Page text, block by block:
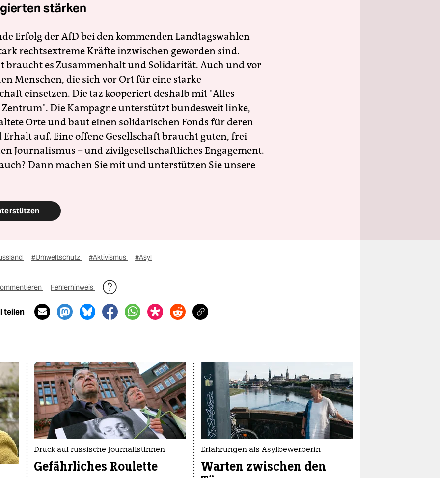
stärken
Erfolg der AfD bei den kommenden Landtagswahlen
rechtsextreme Kräfte inzwischen geworden sind.
braucht es Zusammenhalt und Solidarität. Auch und vor
Menschen, die sich vor Ort für eine starke
einsetzen. Die taz kooperiert deshalb mit "Alles
Die Kampagne unterstützt bundesweit linke,
Orte und baut einen solidarischen Fonds für deren
Erhalt auf. Eine offene Gesellschaft braucht guten, frei
Journalismus – und zivilgesellschaftliches Engagement.
Dann machen Sie mit und unterstützen Sie unsere
#Umweltschutz #Aktivismus #Asyl
Fehlerhinweis
teilen
Druck auf russische JournalistInnen
Gefährliches Roulette
Erfahrungen als Asylbewerberin
Warten zwischen den